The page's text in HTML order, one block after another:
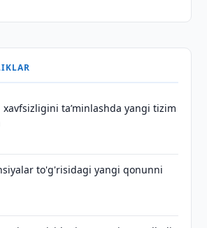
taʼminlashda yangi tizim
to'g'risidagi yangi qonunni